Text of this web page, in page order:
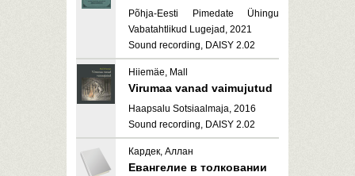
Põhja-Eesti Pimedate Ühingu
Vabatahtlikud Lugejad, 2021
Sound recording, DAISY 2.02
Hiiemäe, Mall
Virumaa vanad vaimujutud
Haapsalu Sotsiaalmaja, 2016
Sound recording, DAISY 2.02
Кардек, Аллан
Евангелие в толковании